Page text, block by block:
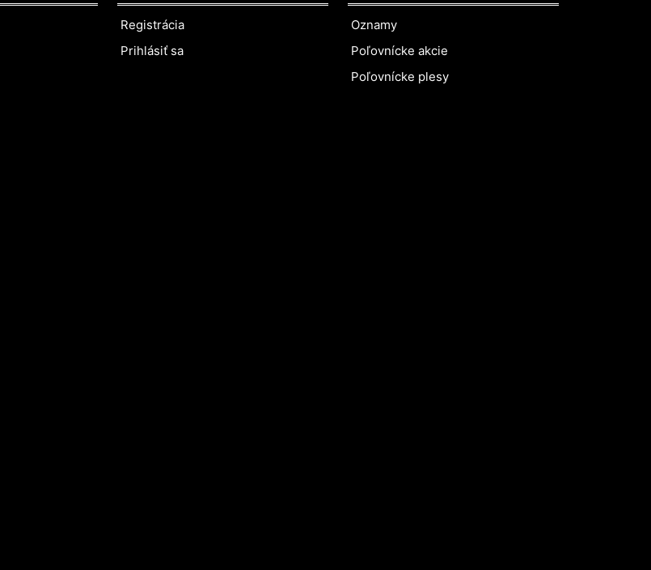
Registrácia
Prihlásiť sa
Oznamy
Poľovnícke akcie
Poľovnícke plesy